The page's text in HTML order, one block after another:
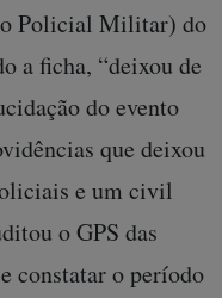
Policial Militar) do
a ficha, “deixou de
do evento
que deixou
e um civil
o GPS das
constatar o período